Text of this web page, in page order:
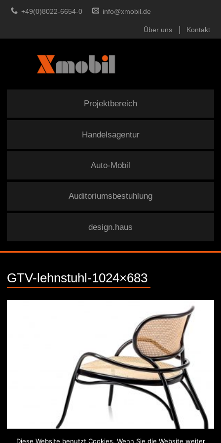
+49(0)8022-6654-0 info@xmobil.de
Über uns Kontakt
Projektbereich
Handelsagentur
Auto-Mobil
Auditoriumsbestuhlung
design.haus
GTV-lehnstuhl-1024×683
Diese Website benutzt Cookies. Wenn Sie die Website weiter